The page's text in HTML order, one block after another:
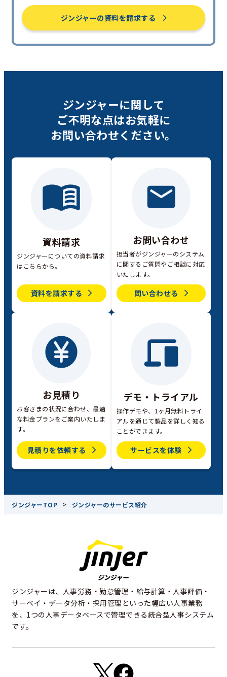
ジンジャーの資料を請求する
ジンジャーに関して
ご不明な点はお気軽に
お問い合わせください。
資料請求
ジンジャーについての資料請求
はこちらから。
資料を請求する
お問い合わせ
担当者がジンジャーのシステム
に関するご質問やご相談に対応
いたします。
問い合わせる
お見積り
お客さまの状況に合わせ、最適
な料金プランをご案内いたしま
す。
見積りを依頼する
デモ・トライアル
操作デモや、1ヶ月無料トライ
アルを通じて製品を詳しく知る
ことができます。
サービスを体験
ジンジャーTOP > ジンジャーのサービス紹介
ジンジャーは、人事労務・勤怠管理・給与計算・人事評価・
サーベイ・データ分析・採用管理といった幅広い人事業務
を、1つの人事データベースで管理できる統合型人事システム
です。